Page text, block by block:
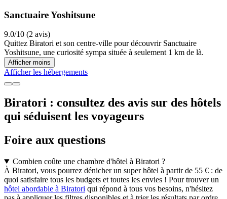
Sanctuaire Yoshitsune
9.0/10 (2 avis)
Quittez Biratori et son centre-ville pour découvrir Sanctuaire
Yoshitsune, une curiosité sympa située à seulement 1 km de là.
Afficher moins
Afficher les hébergements
Biratori : consultez des avis sur des hôtels
qui séduisent les voyageurs
Foire aux questions
Combien coûte une chambre d'hôtel à Biratori ?
À Biratori, vous pourrez dénicher un super hôtel à partir de 55 € : de
quoi satisfaire tous les budgets et toutes les envies ! Pour trouver un
hôtel abordable à Biratori qui répond à tous vos besoins, n'hésitez